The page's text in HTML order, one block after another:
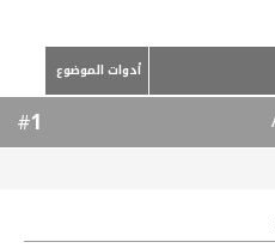
أدوات الموضوع
1